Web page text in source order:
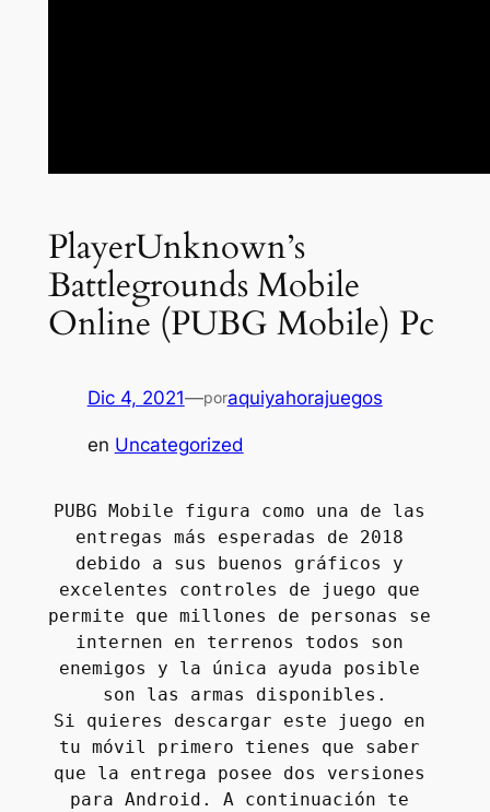
PlayerUnknown’s
Battlegrounds Mobile
Online (PUBG Mobile) Pc
Dic 4, 2021—poraquiyahorajuegos
en Uncategorized
PUBG Mobile figura como una de las
entregas más esperadas de 2018
debido a sus buenos gráficos y
excelentes controles de juego que
permite que millones de personas se
internen en terrenos todos son
enemigos y la única ayuda posible
son las armas disponibles.
Si quieres descargar este juego en
tu móvil primero tienes que saber
que la entrega posee dos versiones
para Android. A continuación te